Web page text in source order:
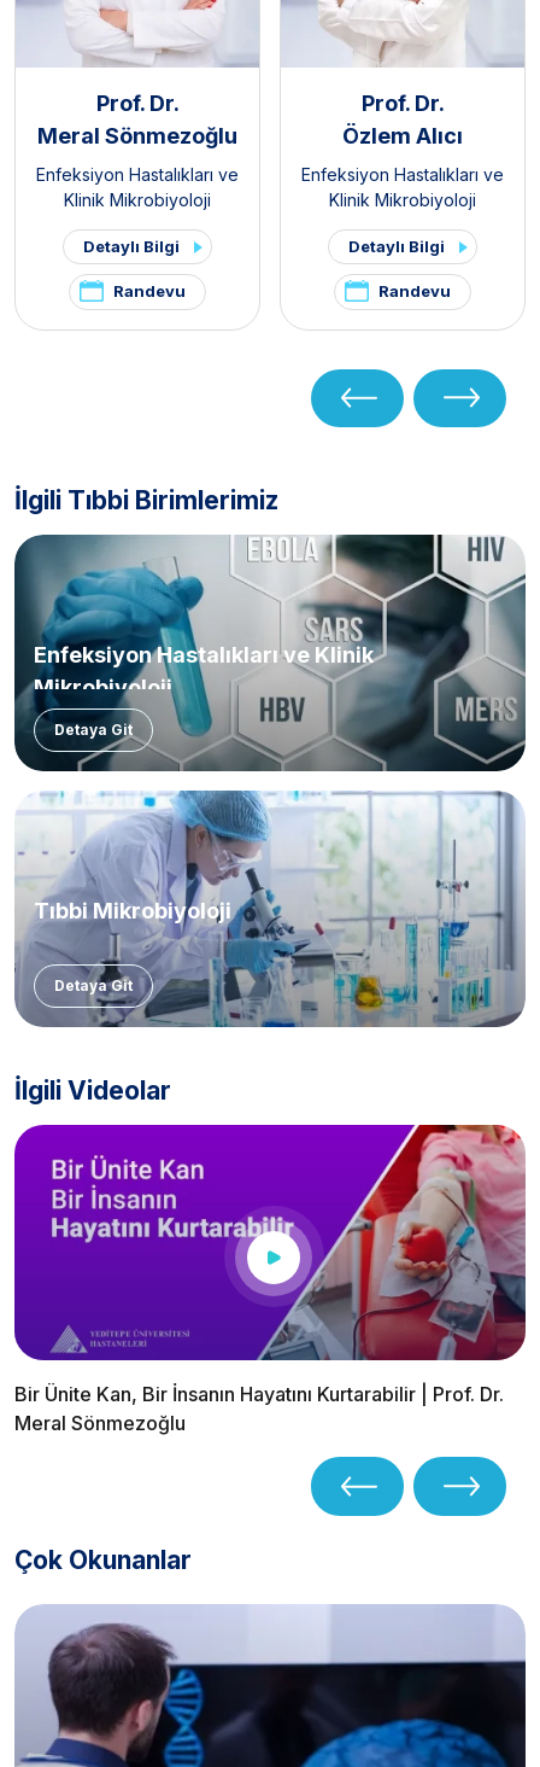
Prof. Dr.
Meral Sönmezoğlu
Enfeksiyon Hastalıkları ve
Klinik Mikrobiyoloji
Detaylı Bilgi
Randevu
Prof. Dr.
Özlem Alıcı
Enfeksiyon Hastalıkları ve
Klinik Mikrobiyoloji
Detaylı Bilgi
Randevu
İlgili Tıbbi Birimlerimiz
Enfeksiyon Hastalıkları ve Klinik
Mikrobiyoloji
Detaya Git
Tıbbi Mikrobiyoloji
Detaya Git
İlgili Videolar
Bir Ünite Kan, Bir İnsanın Hayatını Kurtarabilir | Prof. Dr.
Meral Sönmezoğlu
Çok Okunanlar